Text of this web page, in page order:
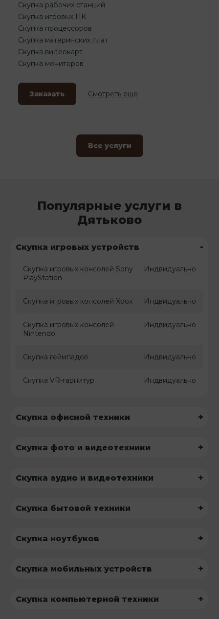
Скупка рабочих станций
Скупка игровых ПК
Скупка процессоров
Скупка материнских плат
Скупка видеокарт
Скупка мониторов
Заказать Смотреть еще
Все услуги
Популярные услуги в
Дятьково
Скупка игровых устройств -
Скупка игровых консолей Sony
PlayStation
Индвидуально
Скупка игровых консолей Xbox Индвидуально
Скупка игровых консолей
Nintendo
Индвидуально
Скупка геймпадов Индвидуально
Скупка VR-гарнитур Индвидуально
Скупка офисной техники +
Скупка фото и видеотехники +
Скупка аудио и видеотехники +
Скупка бытовой техники +
Скупка ноутбуков +
Скупка мобильных устройств +
Скупка компьютерной техники +